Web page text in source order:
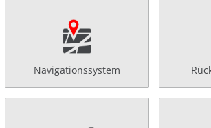
Navigationssystem